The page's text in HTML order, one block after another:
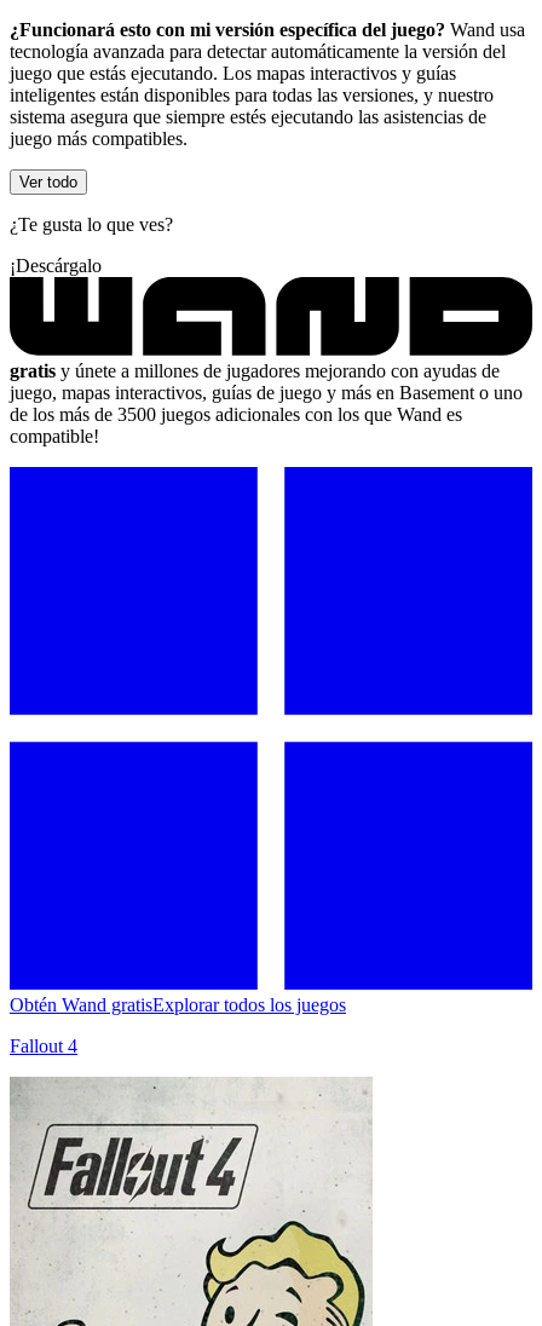
¿Funcionará esto con mi versión específica del juego? Wand usa
tecnología avanzada para detectar automáticamente la versión del
juego que estás ejecutando. Los mapas interactivos y guías
inteligentes están disponibles para todas las versiones, y nuestro
sistema asegura que siempre estés ejecutando las asistencias de
juego más compatibles.
Ver todo
¿Te gusta lo que ves?
¡Descárgalo
gratis y únete a millones de jugadores mejorando con ayudas de
juego, mapas interactivos, guías de juego y más en Basement o uno
de los más de 3500 juegos adicionales con los que Wand es
compatible!
Obtén Wand gratisExplorar todos los juegos
Fallout 4